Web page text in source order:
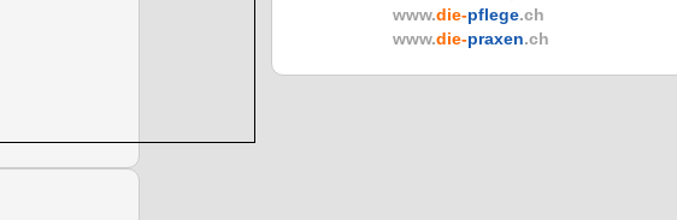
www.die-pflege.ch
www.die-praxen.ch